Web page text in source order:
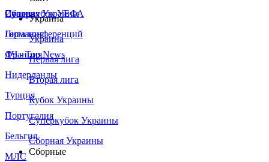
Сборная Украины
Италия
Германия
Франция
Нидерланды
Турция
Португалия
Бельгия
МЛС
Суперкубок УЕФА
Лига конференций
ЛЧ - Top News
Украина
Украина
Первая лига
Вторая лига
Кубок Украины
Суперкубок Украины
Сборная Украины
Сборные